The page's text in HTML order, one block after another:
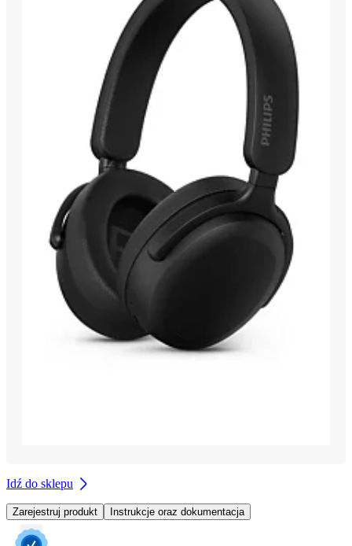
Idź do sklepu
Zarejestruj produkt Instrukcje oraz dokumentacja